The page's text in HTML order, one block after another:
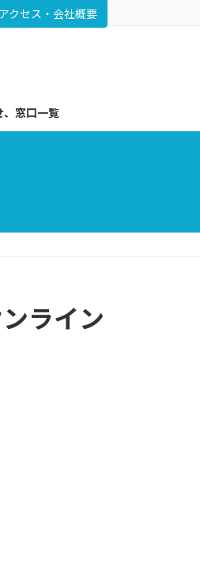
アクセス・会社概要
、窓口一覧
ライン